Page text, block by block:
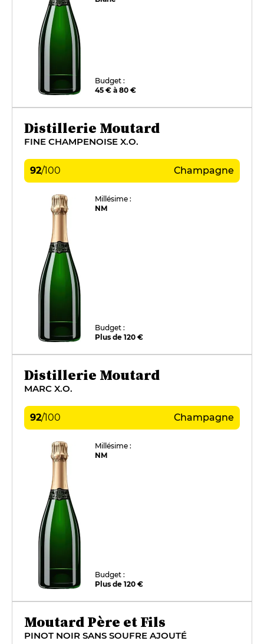
Budget :
45 € à 80 €
Distillerie Moutard
FINE CHAMPENOISE X.O.
92/100 Champagne
Millésime :
NM
Budget :
Plus de 120 €
Distillerie Moutard
MARC X.O.
92/100 Champagne
Millésime :
NM
Budget :
Plus de 120 €
Moutard Père et Fils
PINOT NOIR SANS SOUFRE AJOUTÉ